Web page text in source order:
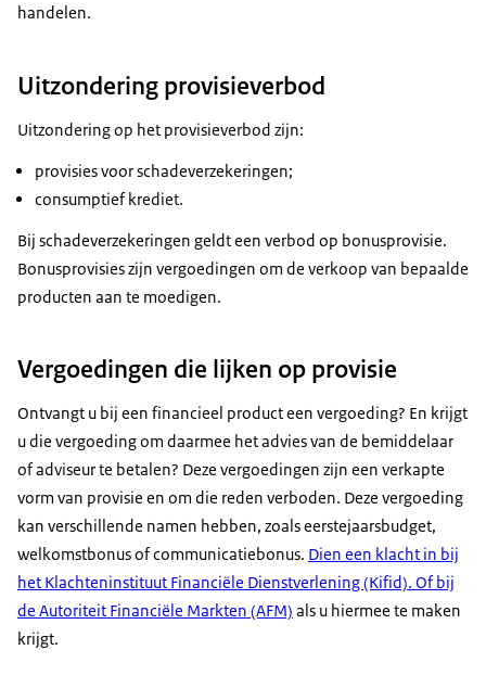
handelen.
Uitzondering provisieverbod
Uitzondering op het provisieverbod zijn:
provisies voor schadeverzekeringen;
consumptief krediet.
Bij schadeverzekeringen geldt een verbod op bonusprovisie.
Bonusprovisies zijn vergoedingen om de verkoop van bepaalde
producten aan te moedigen.
Vergoedingen die lijken op provisie
Ontvangt u bij een financieel product een vergoeding? En krijgt
u die vergoeding om daarmee het advies van de bemiddelaar
of adviseur te betalen? Deze vergoedingen zijn een verkapte
vorm van provisie en om die reden verboden. Deze vergoeding
kan verschillende namen hebben, zoals eerstejaarsbudget,
welkomstbonus of communicatiebonus. Dien een klacht in bij
het Klachteninstituut Financiële Dienstverlening (Kifid). Of bij
de Autoriteit Financiële Markten (AFM) als u hiermee te maken
krijgt.